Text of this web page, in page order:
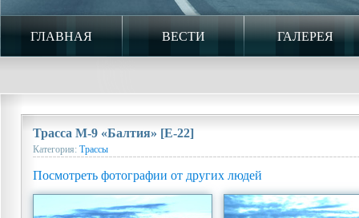
ГЛАВНАЯ ВЕСТИ ГАЛЕРЕЯ
Трасса М-9 «Балтия» [Е-22]
Категория: Трассы
Посмотреть фотографии от других людей